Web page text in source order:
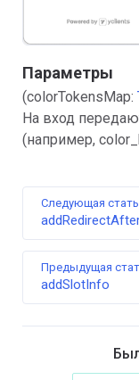
Параметры
(colorTokensMap:
На вход
(например,
Предыдущая
addSlotInfo
Следующая